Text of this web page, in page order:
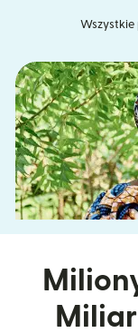
Wszystkie